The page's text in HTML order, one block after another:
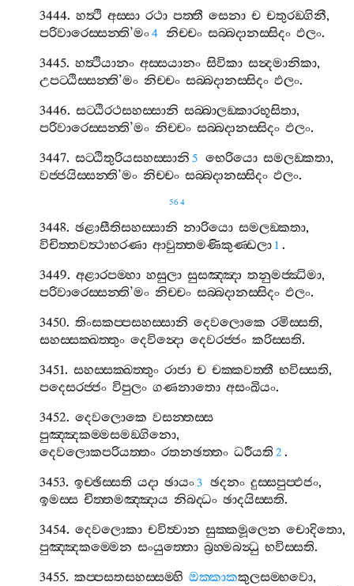
3444.හත්‍ථි අස‍්සා රථා පත‍්තී සෙනා ච චතුරඞ‍්ගිනී,
පරිවාරෙස‍්සන‍්ති’මං4 නිච‍්චං සබ‍්බදානස‍්සිදං ඵලං.
3445.හත්‍ථියානං අස‍්සයානං සිවිකා සන්‍දමානිකා,
උපට‍්ඨිස‍්සන‍්ති’මං නිච‍්චං සබ‍්බදානස‍්සිදං ඵලං.
3446.සට‍්ඨිරථසහස‍්සානි සබ‍්බාලඞ‍්කාරභූසිතා,
පරිවාරෙස‍්සන‍්ති’මං නිච‍්චං සබ‍්බදානස‍්සිදං ඵලං.
3447.සට‍්ඨිතුරියසහස‍්සානි 5 භෙරියො සමලඞ‍්කතා,
වජ‍්ජයිස‍්සන‍්ති’මං නිච‍්චං සබ‍්බදානස‍්සිදං ඵලං.
564
3448.ඡළාසීතිසහස‍්සානි නාරියො සමලඞ‍්කතා,
විචිත‍්තවත්‍ථාභරණා ආවුත‍්තමණිකුණ‍්ඩලා 1 .
3449.අළාරපම‍්හා හසුලා සුසඤ‍්ඤා තනුමජ‍්ඣිමා,
පරිවාරෙස‍්සන‍්ති’මං නිච‍්චං සබ‍්බදානස‍්සිදං ඵලං.
3450.තිංසකප‍්පසහස‍්සානි දෙවලොකෙ රමිස‍්සති,
සහස‍්සක‍්ඛත‍්තුං දෙවින්‍දො දෙවරජ‍්ජං කරිස‍්සති.
3451.සහස‍්සක‍්ඛත‍්තුං රාජා ච චක‍්කවත‍්තී භවිස‍්සති,
පදෙසරජ‍්ජං විපුලං ගණනාතො අසංඛියං.
3452.දෙවලොකෙ වසන‍්තස‍්ස
පුඤ‍්ඤකම‍්මසමඞ‍්ගිනො,
දෙවලොකපරියත‍්තං රතනඡත‍්තං ධරීයති 2 .
3453.ඉච‍්ඡිස‍්සති යදා ඡායං3 ඡදනං දුස‍්සපුප‍්ඵජං,
ඉමස‍්ස චිත‍්තමඤ‍්ඤාය නිබද‍්ධං ඡාදයිස‍්සති.
3454.දෙවලොකා චවිත්‍වාන සුක‍්කමූලෙන චොදිතො,
පුඤ‍්ඤකම‍්මෙන සංයුත‍්තො බ්‍රහ‍්මබන්‍ධු භවිස‍්සති.
3455.කප‍්පසතසහස‍්සම‍්හි ඔක‍්කාකකුලසම‍්භවො,